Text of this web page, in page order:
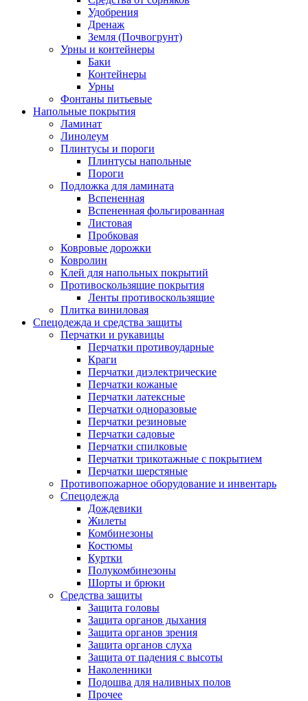
Удобрения
Дренаж
Земля (Почвогрунт)
Урны и контейнеры
Баки
Контейнеры
Урны
Фонтаны питьевые
Напольные покрытия
Ламинат
Линолеум
Плинтусы и пороги
Плинтусы напольные
Пороги
Подложка для ламината
Вспененная
Вспененная фольгированная
Листовая
Пробковая
Ковровые дорожки
Ковролин
Клей для напольных покрытий
Противоскользящие покрытия
Ленты противоскользящие
Плитка виниловая
Спецодежда и средства защиты
Перчатки и рукавицы
Перчатки противоударные
Краги
Перчатки диэлектрические
Перчатки кожаные
Перчатки латексные
Перчатки одноразовые
Перчатки резиновые
Перчатки садовые
Перчатки спилковые
Перчатки трикотажные с покрытием
Перчатки шерстяные
Противопожарное оборудование и инвентарь
Спецодежда
Дождевики
Жилеты
Комбинезоны
Костюмы
Куртки
Полукомбинезоны
Шорты и брюки
Средства защиты
Защита головы
Защита органов дыхания
Защита органов зрения
Защита органов слуха
Защита от падения с высоты
Наколенники
Подошва для наливных полов
Прочее